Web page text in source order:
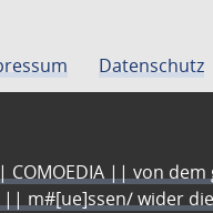
Datenschutz
COMOEDIA || von
m#[ue]ssen/ wider